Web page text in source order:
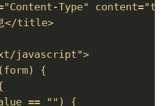
Type"
</title>
javascript">
{
== "") {